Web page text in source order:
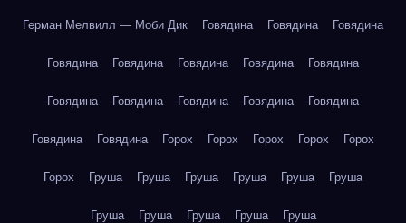
Герман Мелвилл — Моби Дик Говядина Говядина Говядина
Говядина Говядина Говядина Говядина Говядина
Говядина Говядина Говядина Говядина Говядина
Говядина Говядина Горох Горох Горох Горох Горох
Горох Груша Груша Груша Груша Груша Груша
Груша Груша Груша Груша Груша